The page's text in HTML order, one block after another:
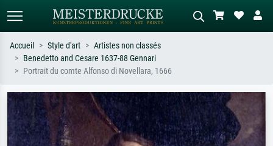
Recherche standard
ex. Monet, Nuit étoilée,
impressionnisme, vague de Hokusai,
nu.
abstrait avec beaucoup de rouge,
tableau sombre, nu debout près d'un
arbre.
Accueil Style d'art
Artistes non classés
Benedetto and Cesare 1637-88 Gennari
Portrait du comte Alfonso di Novellara, 1666